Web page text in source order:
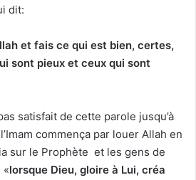
dit:
et fais ce qui est bien, certes,
sont pieux et ceux qui sont
satisfait de cette parole jusqu’à
commença par louer Allah en
sur le Prophète et les gens de
«lorsque Dieu, gloire à Lui, créa